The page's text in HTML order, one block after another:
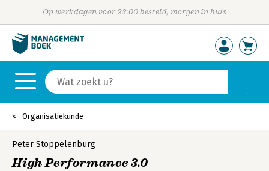
Op werkdagen voor 23:00 besteld, morgen in huis
Organisatiekunde
Peter Stoppelenburg
High Performance 3.0